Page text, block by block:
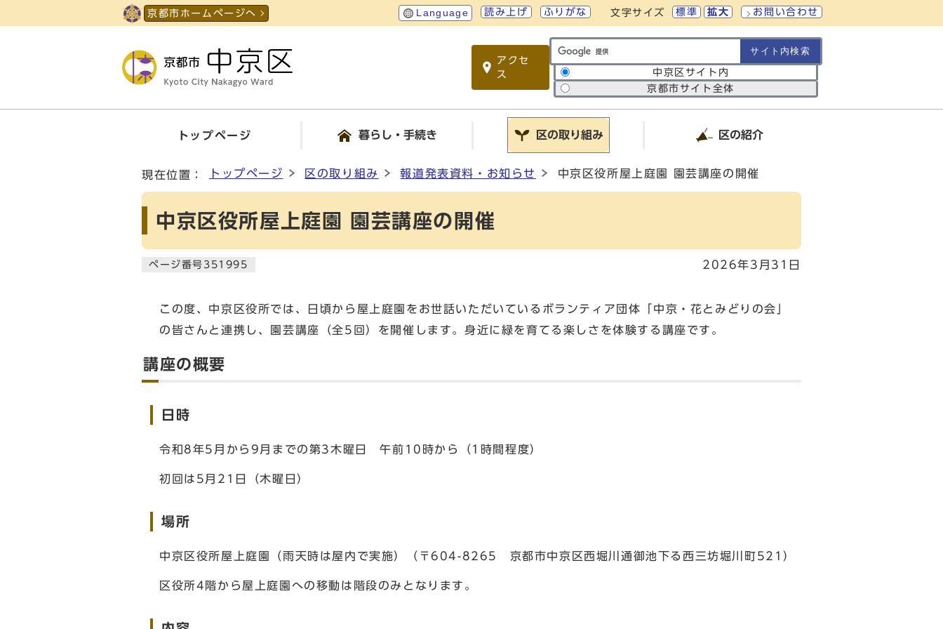
京都市ホームページへ Language 読み上げ ふりがな 文字サイズ 標準 拡大 お問い合わせ
アクセ
ス
サイト内検索の範囲
中京区サイト内
京都市サイト全体
トップページ 暮らし・手続き 区の取り組み 区の紹介
現在位置： トップページ 区の取り組み 報道発表資料・お知らせ 中京区役所屋上庭園 園芸講座の開催
中京区役所屋上庭園 園芸講座の開催
ページ番号351995 2026年3月31日
この度、中京区役所では、日頃から屋上庭園をお世話いただいているボランティア団体「中京・花とみどりの会」
の皆さんと連携し、園芸講座（全5回）を開催します。身近に緑を育てる楽しさを体験する講座です。
講座の概要
日時
令和8年5月から9月までの第3木曜日 午前10時から（1時間程度）
初回は5月21日（木曜日）
場所
中京区役所屋上庭園（雨天時は屋内で実施）（〒604-8265 京都市中京区西堀川通御池下る西三坊堀川町521）
区役所4階から屋上庭園への移動は階段のみとなります。